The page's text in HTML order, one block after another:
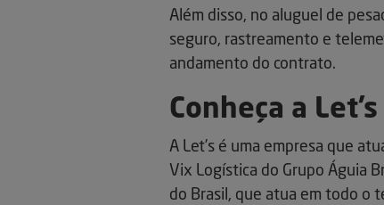
Além disso, no aluguel de
seguro, rastreamento e
andamento do contrato.
Conheça a Let’s
A Let’s é uma empresa que
Vix Logística do Grupo Águia
do Brasil, que atua em todo o